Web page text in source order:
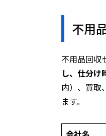
不用
不用品回収
し、仕分け
内）、買取
ます。